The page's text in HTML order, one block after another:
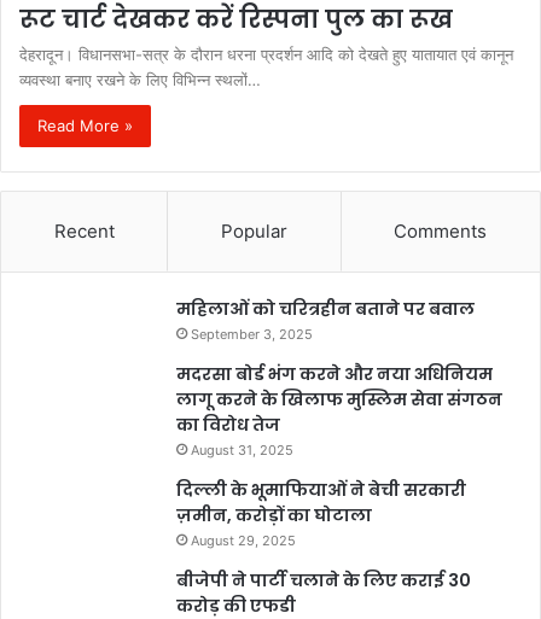
रूट चार्ट देखकर करें रिस्पना पुल का रूख
देहरादून। विधानसभा-सत्र के दौरान धरना प्रदर्शन आदि को देखते हुए यातायात एवं कानून
व्यवस्था बनाए रखने के लिए विभिन्न स्थलों…
Read More »
Recent Popular Comments
महिलाओं को चरित्रहीन बताने पर बवाल
September 3, 2025
मदरसा बोर्ड भंग करने और नया अधिनियम
लागू करने के खिलाफ मुस्लिम सेवा संगठन
का विरोध तेज
August 31, 2025
दिल्ली के भूमाफियाओं ने बेची सरकारी
ज़मीन, करोड़ों का घोटाला
August 29, 2025
बीजेपी ने पार्टी चलाने के लिए कराई 30
करोड़ की एफडी